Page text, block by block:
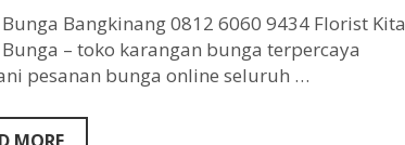
0812
6060
9434
Bangkinang 0812 6060 9434 Florist Kita
– toko karangan bunga terpercaya
pesanan bunga online seluruh …
MORE